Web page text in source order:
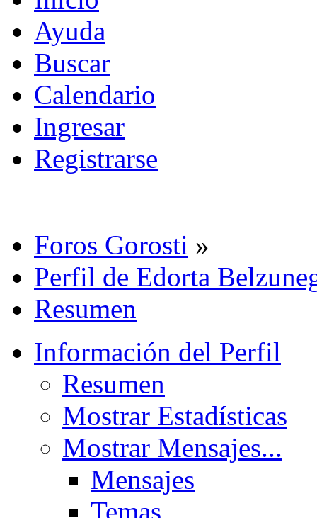
Ayuda
Buscar
Calendario
Ingresar
Registrarse
Foros Gorosti »
Perfil de Edorta
Resumen
Información del Perfil
Resumen
Mostrar Estadísticas
Mostrar Mensajes...
Mensajes
Temas